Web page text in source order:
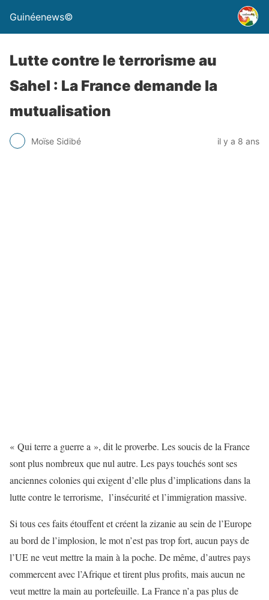
Guinéenews©
Lutte contre le terrorisme au
Sahel : La France demande la
mutualisation
Moïse Sidibé il y a 8 ans
« Qui terre a guerre a », dit le proverbe. Les soucis de la France
sont plus nombreux que nul autre. Les pays touchés sont ses
anciennes colonies qui exigent d’elle plus d’implications dans la
lutte contre le terrorisme, l’insécurité et l’immigration massive.
Si tous ces faits étouffent et créent la zizanie au sein de l’Europe
au bord de l’implosion, le mot n’est pas trop fort, aucun pays de
l’UE ne veut mettre la main à la poche. De même, d’autres pays
commercent avec l’Afrique et tirent plus profits, mais aucun ne
veut mettre la main au portefeuille. La France n’a pas plus de